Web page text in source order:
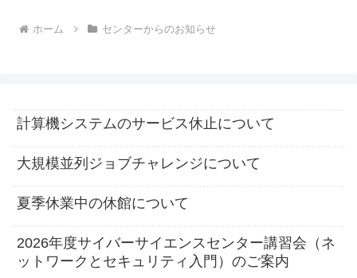
ホーム センターからのお知らせ
計算機システムのサービス休止について
大規模並列ジョブチャレンジについて
夏季休業中の休館について
2026年度サイバーサイエンスセンター講習会（ネ
ットワークとセキュリティ入門）のご案内